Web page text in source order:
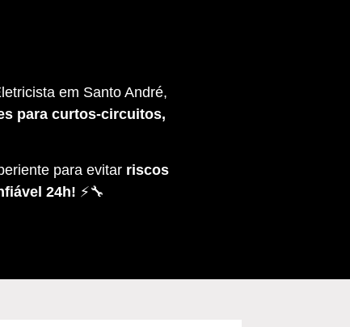
em Santo André,
para curtos-circuitos,
para evitar riscos
24h! ⚡🔧